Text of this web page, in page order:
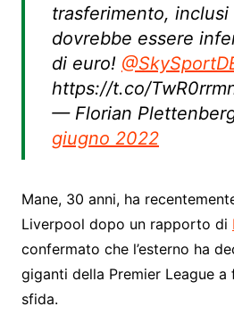
trasferimento, inclusi
dovrebbe essere
di euro!
https://t.co/
— Florian
giugno 2022
Mane, 30 anni, ha
Liverpool dopo un rapporto di
confermato che l’esterno ha
giganti della Premier League a
sfida.